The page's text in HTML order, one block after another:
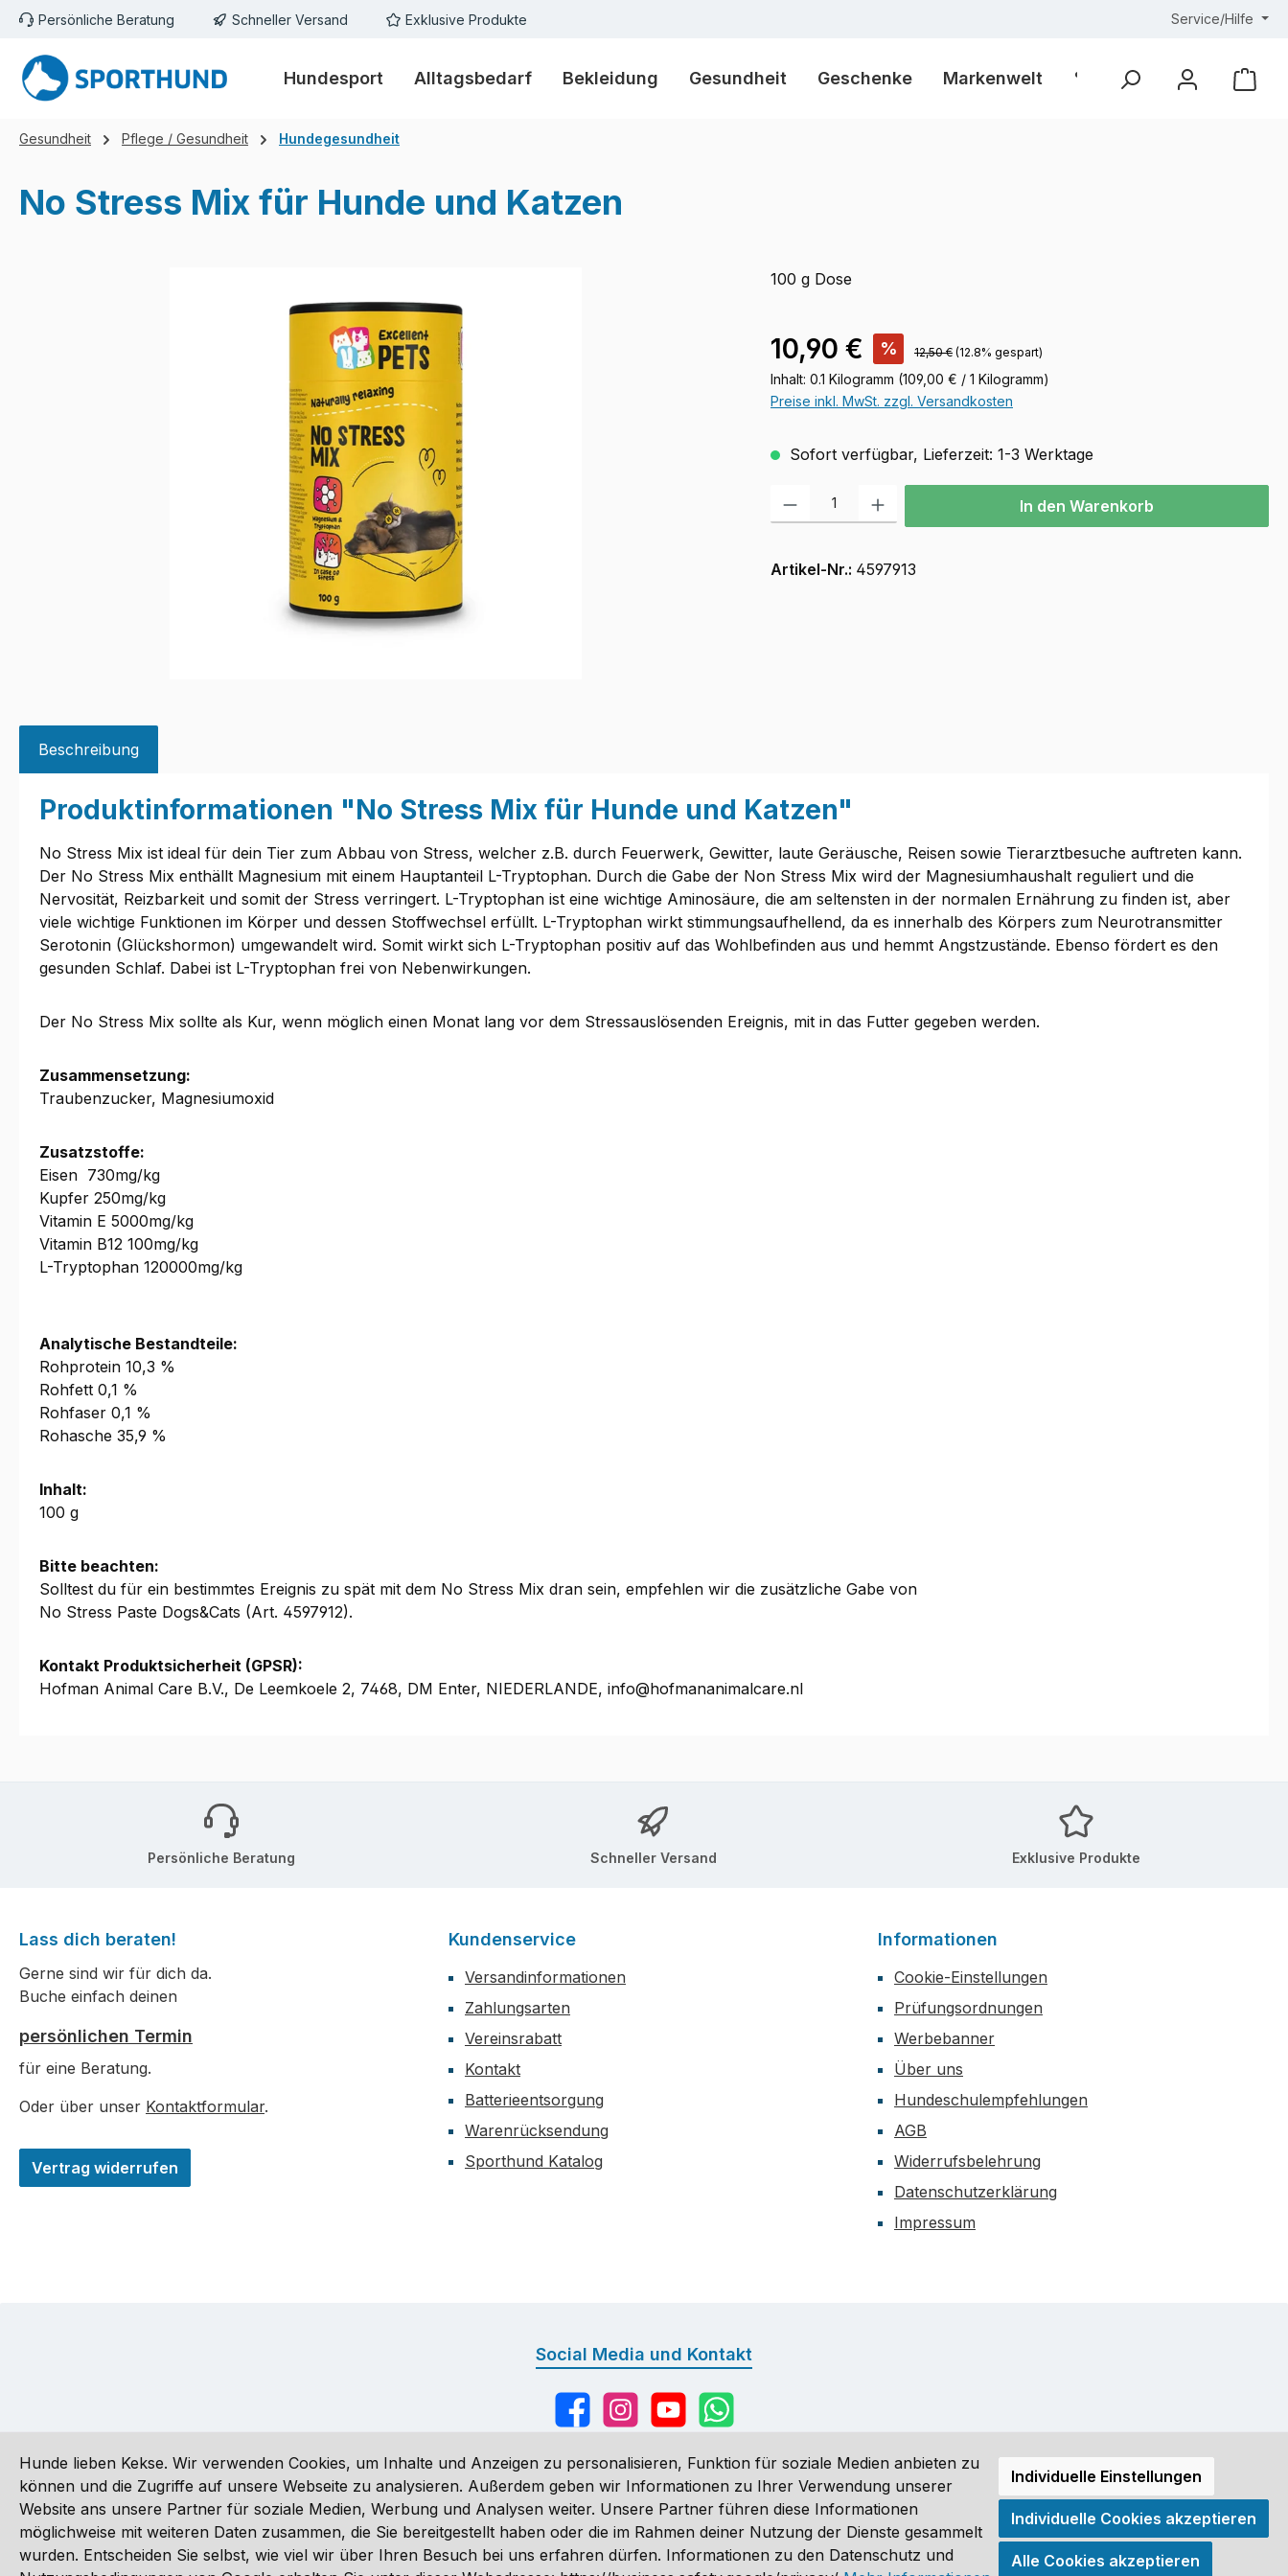
Hauptinhalt springen
Zur Suche springen
Zur Hauptnavigation springen
Persönliche Beratung Schneller Versand Exklusive Produkte Service/Hilfe
Hundesport Alltagsbedarf Bekleidung Gesundheit Geschenke Markenwelt % Outlet %
Gesundheit Pflege / Gesundheit Hundegesundheit
No Stress Mix für Hunde und Katzen
100 g Dose
Verkaufspreis:
10,90 € % Regulärer Preis:
12,50 € (12.8% gespart)
Inhalt: 0.1 Kilogramm (109,00 € / 1 Kilogramm)
Preise inkl. MwSt. zzgl. Versandkosten
Sofort verfügbar, Lieferzeit: 1-3 Werktage
Produkt Anzahl: Gib den gewünschten Wert ein oder benutze die Schaltflächen
In den Warenkorb
Artikel-Nr.: 4597913
Beschreibung
Produktinformationen "No Stress Mix für Hunde und Katzen"
No Stress Mix ist ideal für dein Tier zum Abbau von Stress, welcher z.B. durch Feuerwerk, Gewitter, laute Geräusche, Reisen sowie Tierarztbesuche auftreten kann.
Der No Stress Mix enthällt Magnesium mit einem Hauptanteil L-Tryptophan. Durch die Gabe der Non Stress Mix wird der Magnesiumhaushalt reguliert und die
Nervosität, Reizbarkeit und somit der Stress verringert. L-Tryptophan ist eine wichtige Aminosäure, die am seltensten in der normalen Ernährung zu finden ist, aber
viele wichtige Funktionen im Körper und dessen Stoffwechsel erfüllt. L-Tryptophan wirkt stimmungsaufhellend, da es innerhalb des Körpers zum Neurotransmitter
Serotonin (Glückshormon) umgewandelt wird. Somit wirkt sich L-Tryptophan positiv auf das Wohlbefinden aus und hemmt Angstzustände. Ebenso fördert es den
gesunden Schlaf. Dabei ist L-Tryptophan frei von Nebenwirkungen.
Der No Stress Mix sollte als Kur, wenn möglich einen Monat lang vor dem Stressauslösenden Ereignis, mit in das Futter gegeben werden.
Zusammensetzung:
Traubenzucker, Magnesiumoxid
Zusatzstoffe:
Eisen 730mg/kg
Kupfer 250mg/kg
Vitamin E 5000mg/kg
Vitamin B12 100mg/kg
L-Tryptophan 120000mg/kg
Analytische Bestandteile:
Rohprotein 10,3 %
Rohfett 0,1 %
Rohfaser 0,1 %
Rohasche 35,9 %
Inhalt:
100 g
Bitte beachten:
Solltest du für ein bestimmtes Ereignis zu spät mit dem No Stress Mix dran sein, empfehlen wir die zusätzliche Gabe von
No Stress Paste Dogs&Cats (Art. 4597912).
Kontakt Produktsicherheit (GPSR):
Hofman Animal Care B.V., De Leemkoele 2, 7468, DM Enter, NIEDERLANDE, info@hofmananimalcare.nl
Persönliche Beratung Schneller Versand Exklusive Produkte
Lass dich beraten!
Gerne sind wir für dich da.
Buche einfach deinen
persönlichen Termin
für eine Beratung.
Oder über unser Kontaktformular.
Vertrag widerrufen
Kundenservice
Versandinformationen
Zahlungsarten
Vereinsrabatt
Kontakt
Batterieentsorgung
Warenrücksendung
Sporthund Katalog
Informationen
Cookie-Einstellungen
Prüfungsordnungen
Werbebanner
Über uns
Hundeschulempfehlungen
AGB
Widerrufsbelehrung
Datenschutzerklärung
Impressum
Social Media und Kontakt
FacebookInstagramYouTubeWhatsApp
Alle Preise inkl. gesetzl. Mehrwertsteuer zzgl.Versandkosten, wenn nicht anders angegeben. Preise vor dem Login werden in Euro (DE) angezeigt. Streichpreise = UVP-Preise. Abbildungen
ähnlich. Änderungen vorbehalten.
© 2026 Sporthund - Alle Rechte vorbehalten. Theme byThemeWare®
Hunde lieben Kekse. Wir verwenden Cookies, um Inhalte und Anzeigen zu personalisieren, Funktion für soziale Medien anbieten zu
können und die Zugriffe auf unsere Webseite zu analysieren. Außerdem geben wir Informationen zu Ihrer Verwendung unserer
Website ans unsere Partner für soziale Medien, Werbung und Analysen weiter. Unsere Partner führen diese Informationen
möglichweise mit weiteren Daten zusammen, die Sie bereitgestellt haben oder die im Rahmen deiner Nutzung der Dienste gesammelt
wurden. Entscheiden Sie selbst, wie viel wir über Ihren Besuch bei uns erfahren dürfen. Informationen zu den Datenschutz und
Individuelle Einstellungen
Individuelle Cookies akzeptieren
Alle Cookies akzeptieren